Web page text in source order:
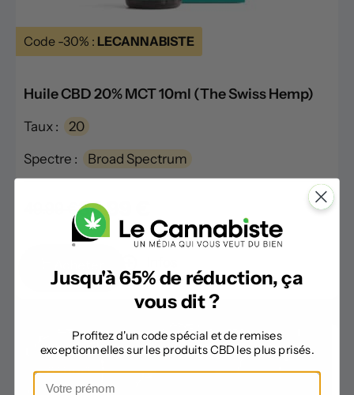
Code -30% : LECANNABISTE
Huile CBD 20% MCT 10ml (The Swiss Hemp)
Taux : 20
Spectre : Broad Spectrum
49.99 €34.99 €
Jusqu'à 65% de réduction, ça
vous dit ?
Profitez d'un code spécial et de remises
exceptionnelles sur les produits CBD les plus prisés.